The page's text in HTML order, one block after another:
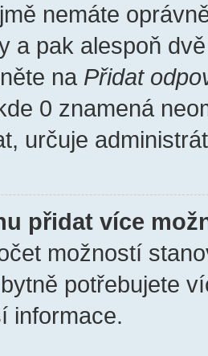
nemáte
a pak alespoň
na Přidat
0 znamená
určuje
přidat více
možností
potřebujete
informace.